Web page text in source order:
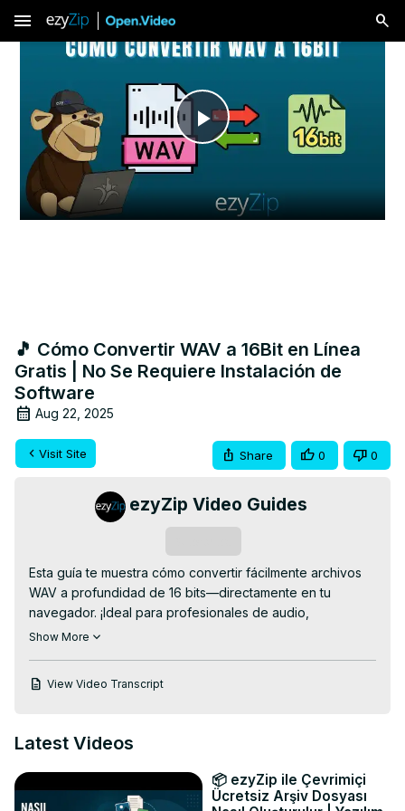
menu
Play
Video
🎵 Cómo Convertir WAV a 16Bit en Línea
Gratis | No Se Requiere Instalación de
Software
Aug 22, 2025
Visit Site Share 0 0
ezyZip Video Guides
Esta guía te muestra cómo convertir fácilmente archivos
WAV a profundidad de 16 bits—directamente en tu
navegador. ¡Ideal para profesionales de audio,
podcasters o cualquiera que necesite compatibilidad de
https://www.ezyzip.com/convertir-wav-a-16bit.html
WAV para convertir" o arrástralo y suéltalo en la caja.
2. Haz clic en "Convertir a 16Bit" y deja que la conversión
haga su trabajo.
Show More
View Video Transcript
Latest Videos
📦 ezyZip ile Çevrimiçi
Ücretsiz Arşiv Dosyası